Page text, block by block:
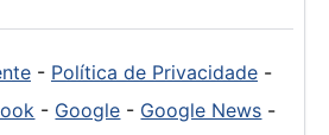
- Política de Privacidade-
- Google - Google News -